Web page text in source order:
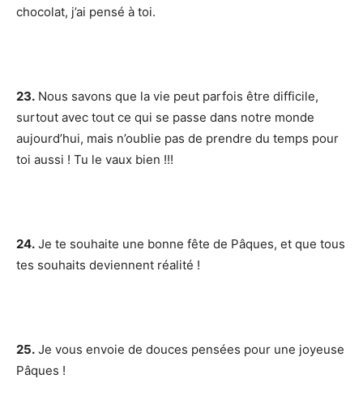
chocolat, j’ai pensé à toi.
23. Nous savons que la vie peut parfois être difficile,
surtout avec tout ce qui se passe dans notre monde
aujourd’hui, mais n’oublie pas de prendre du temps pour
toi aussi ! Tu le vaux bien !!!
24. Je te souhaite une bonne fête de Pâques, et que tous
tes souhaits deviennent réalité !
25. Je vous envoie de douces pensées pour une joyeuse
Pâques !